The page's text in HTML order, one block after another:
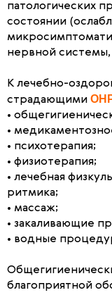
патологических
состоянии
нервной
К лечебно-
страдающими
•
•
• психотерапия;
• физиотерапия;
• лечебная
ритмика;
• массаж;
• закаливающие
• водные
благоприятной